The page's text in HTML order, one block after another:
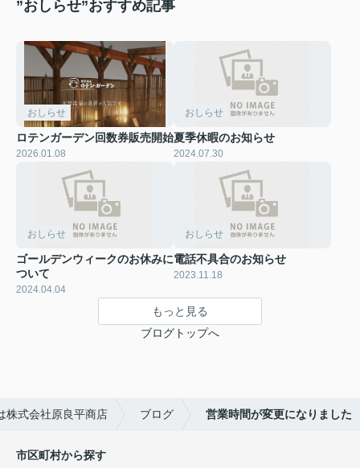
”おしらせ”おすすめ記事
おしらせ
ロテンガーデン回数券販売開始
2026.01.08
おしらせ
夏季休暇のお知らせ
2024.07.30
おしらせ
ゴールデンウィークのお休みに
ついて
2024.04.04
おしらせ
電話不具合のお知らせ
2023.11.18
もっと見る
ブログトップへ
株式会社原良平商店 ブログ 営業時間が変更になりました
市区町村から探す